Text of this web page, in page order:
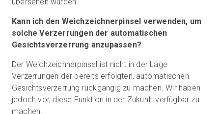
Kann ich den Weichzeichnerpinsel verwenden, um
solche Verzerrungen der automatischen
Gesichtsverzerrung anzupassen?
Der Weichzeichnerpinsel ist nicht in der Lage
Verzerrungen der bereits erfolgten, automatischen
Gesichtsverzerrung rückgängig zu machen. Wir haben
jedoch vor, diese Funktion in der Zukunft verfügbar zu
machen.